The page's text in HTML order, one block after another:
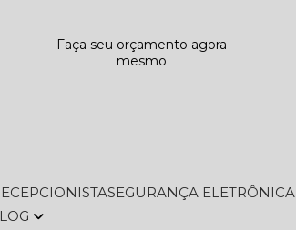
Faça seu orçamento agora
mesmo
RECEPCIONISTA SEGURANÇA ELETRÔNICA
BLOG